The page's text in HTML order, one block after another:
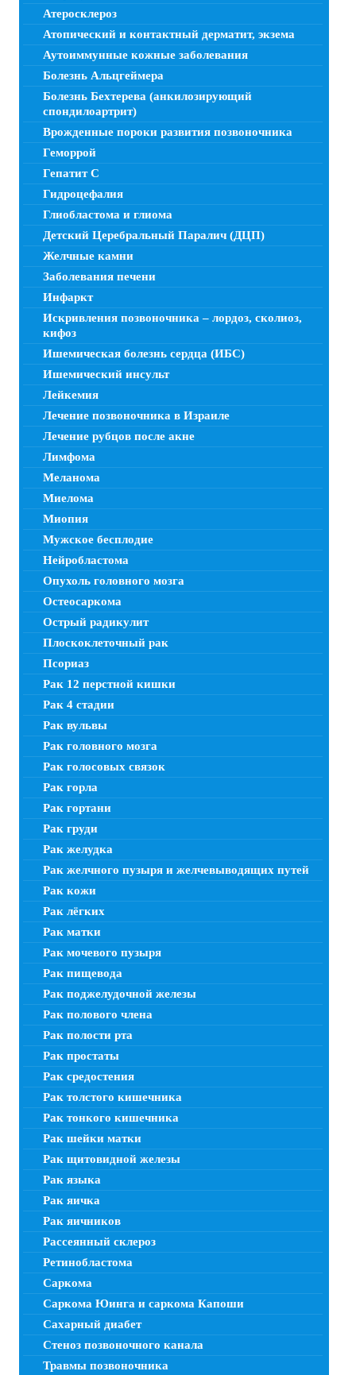
Атеросклероз
Атопический и контактный дерматит, экзема
Аутоиммунные кожные заболевания
Болезнь Альцгеймера
Болезнь Бехтерева (анкилозирующий
спондилоартрит)
Врожденные пороки развития позвоночника
Геморрой
Гепатит C
Гидроцефалия
Глиобластома и глиома
Детский Церебральный Паралич (ДЦП)
Желчные камни
Заболевания печени
Инфаркт
Искривления позвоночника – лордоз, сколиоз,
кифоз
Ишемическая болезнь сердца (ИБС)
Ишемический инсульт
Лейкемия
Лечение позвоночника в Израиле
Лечение рубцов после акне
Лимфома
Меланома
Миелома
Миопия
Мужское бесплодие
Нейробластома
Опухоль головного мозга
Остеосаркома
Острый радикулит
Плоскоклеточный рак
Псориаз
Рак 12 перстной кишки
Рак 4 стадии
Рак вульвы
Рак головного мозга
Рак голосовых связок
Рак горла
Рак гортани
Рак груди
Рак желудка
Рак желчного пузыря и желчевыводящих путей
Рак кожи
Рак лёгких
Рак матки
Рак мочевого пузыря
Рак пищевода
Рак поджелудочной железы
Рак полового члена
Рак полости рта
Рак простаты
Рак средостения
Рак толстого кишечника
Рак тонкого кишечника
Рак шейки матки
Рак щитовидной железы
Рак языка
Рак яичка
Рак яичников
Рассеянный склероз
Ретинобластома
Саркома
Саркома Юинга и саркома Капоши
Сахарный диабет
Стеноз позвоночного канала
Травмы позвоночника